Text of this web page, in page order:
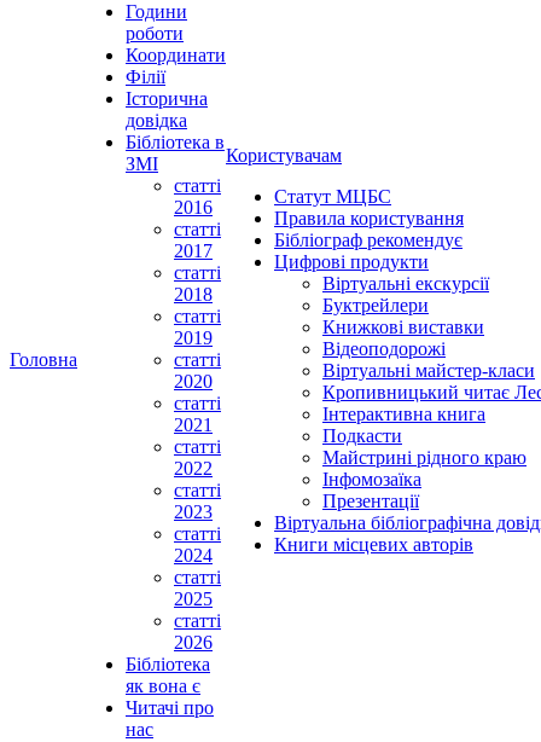
Головна
Години
роботи
Координати
Філії
Історична
довідка
Бібліотека в
ЗМІ
статті
2016
статті
2017
статті
2018
статті
2019
статті
2020
статті
2021
статті
2022
статті
2023
статті
2024
статті
2025
статті
2026
Бібліотека
як вона є
Читачі про
нас
Користувачам
Статут МЦБС
Правила користування
Бібліограф рекомендує
Цифрові продукти
Віртуальні екскурсії
Буктрейлери
Книжкові виставки
Відеоподорожі
Віртуальні майстер-класи
Кропивницький читає
Інтерактивна книга
Подкасти
Майстрині рідного краю
Інфомозаїка
Презентації
Віртуальна бібліографічна
Книги місцевих авторів